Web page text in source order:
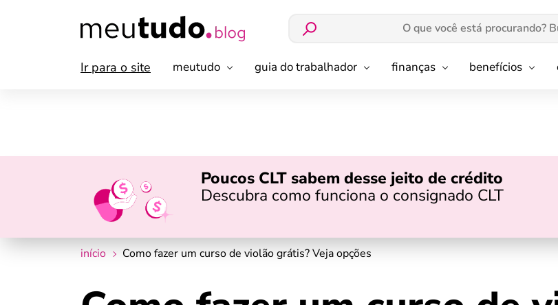
Ir para o site meutudo guia do trabalhador finanças benefícios
Poucos CLT sabem desse jeito de crédito
Descubra como funciona o consignado CLT
início Como fazer um curso de violão grátis? Veja opções